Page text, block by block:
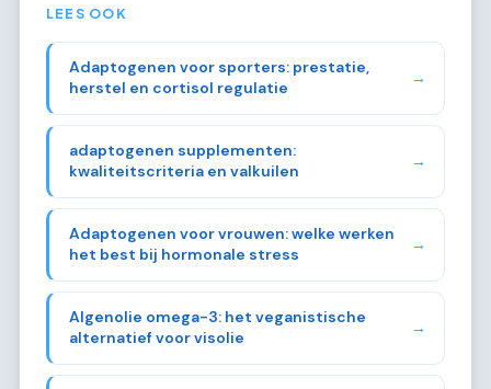
LEES OOK
Adaptogenen voor sporters: prestatie,
herstel en cortisol regulatie
→
adaptogenen supplementen:
kwaliteitscriteria en valkuilen
→
Adaptogenen voor vrouwen: welke werken
het best bij hormonale stress
→
Algenolie omega-3: het veganistische
alternatief voor visolie
→